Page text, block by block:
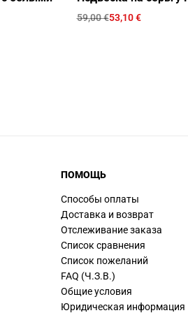
59,00€53,10€
ПОМОЩЬ
Способы оплаты
Доставка и возврат
Отслеживание заказа
Список сравнения
Список пожеланий
FAQ (Ч.З.В.)
Общие условия
Юридическая информация